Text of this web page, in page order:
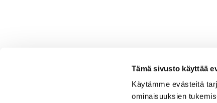
Tämä sivusto käyttää
Käytämme evästeitä
ominaisuuksien